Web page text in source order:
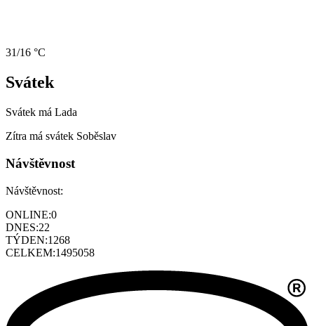
31/16 °C
Svátek
Svátek má Lada
Zítra má svátek Soběslav
Návštěvnost
Návštěvnost:
ONLINE:0
DNES:22
TÝDEN:1268
CELKEM:1495058